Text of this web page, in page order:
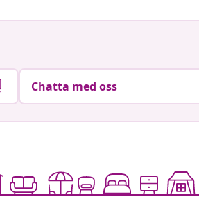
Chatta med oss